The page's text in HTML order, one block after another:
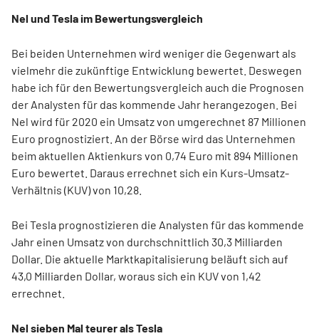
Nel und Tesla im Bewertungsvergleich
Bei beiden Unternehmen wird weniger die Gegenwart als
vielmehr die zukünftige Entwicklung bewertet. Deswegen
habe ich für den Bewertungsvergleich auch die Prognosen
der Analysten für das kommende Jahr herangezogen. Bei
Nel wird für 2020 ein Umsatz von umgerechnet 87 Millionen
Euro prognostiziert. An der Börse wird das Unternehmen
beim aktuellen Aktienkurs von 0,74 Euro mit 894 Millionen
Euro bewertet. Daraus errechnet sich ein Kurs-Umsatz-
Verhältnis (KUV) von 10,28.
Bei Tesla prognostizieren die Analysten für das kommende
Jahr einen Umsatz von durchschnittlich 30,3 Milliarden
Dollar. Die aktuelle Marktkapitalisierung beläuft sich auf
43,0 Milliarden Dollar, woraus sich ein KUV von 1,42
errechnet.
Nel sieben Mal teurer als Tesla